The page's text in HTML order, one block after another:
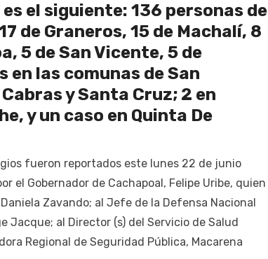
el siguiente: 136 personas de
de Graneros, 15 de Machalí, 8
5 de San Vicente, 5 de
en las comunas de San
y Santa Cruz; 2 en
y un caso en Quinta De
fueron reportados este lunes 22 de junio
el Gobernador de Cachapoal, Felipe Uribe, quien
Zavando; al Jefe de la Defensa Nacional
Jacque; al Director (s) del Servicio de Salud
Regional de Seguridad Pública, Macarena